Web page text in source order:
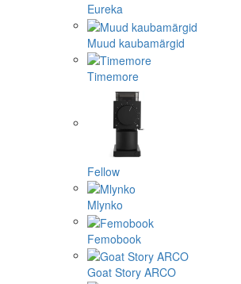
Eureka
Muud kaubamärgid
Timemore
Fellow
Mlynko
Femobook
Goat Story ARCO